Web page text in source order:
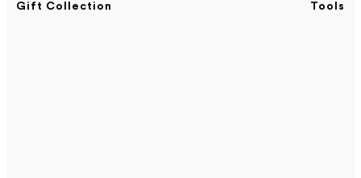
Gift Collection
Tools